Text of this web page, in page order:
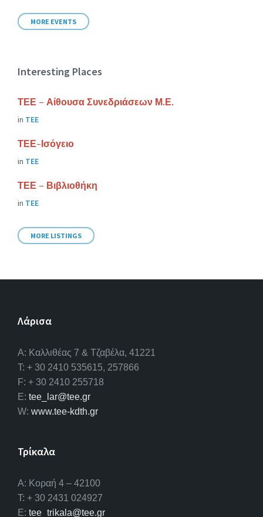
MORE EVENTS
Interesting Places
ΤΕΕ – Αίθουσα Συνεδριάσεων Μ.Ε.
in ΤΕΕ
ΤΕΕ-Ισόγειο
in ΤΕΕ
ΤΕΕ – Βιβλιοθήκη
in ΤΕΕ
MORE LISTINGS
Λάρισα
A: Καλλιθέας 7 & Τζαβέλα, 41221
T: + 30 2410 535615, 257866
F: + 30 2410 255718
E: tee_lar@tee.gr
W: www.tee-kdth.gr
Τρίκαλα
Α: Κοραή 4 – 42100
T: + 30 2431 024927
E: tee_trikala@tee.gr